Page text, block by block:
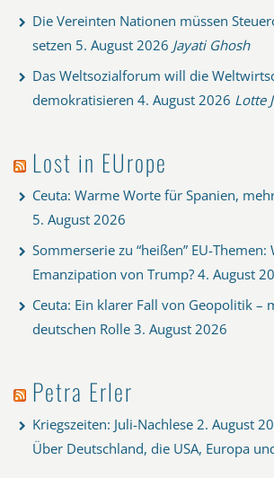
Die Vereinten Nationen müssen
setzen 5. August 2026 Jayati Ghosh
Das Weltsozialforum will die
demokratisieren 4. August 2026 Lotte
Lost in EUrope
Ceuta: Warme Worte für Spanien,
5. August 2026
Sommerserie zu “heißen” EU-
Emanzipation von Trump? 4. August
Ceuta: Ein klarer Fall von Geopolitik –
deutschen Rolle 3. August 2026
Petra Erler
Kriegszeiten: Juli-Nachlese 2. August
Über Deutschland, die USA, Europa